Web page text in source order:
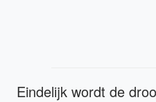
Eindelijk wordt de